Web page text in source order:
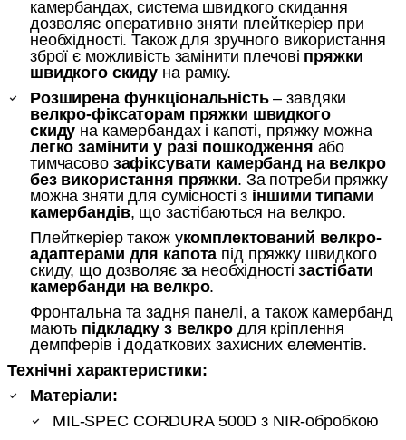
камербандах, система швидкого скидання
дозволяє оперативно зняти плейткеріер при
необхідності. Також для зручного використання
зброї є можливість замінити плечові пряжки
швидкого скиду на рамку.
Розширена функціональність– завдяки
велкро-фіксаторам пряжки швидкого
скиду на камербандах і капоті, пряжку можна
легко замінити у разі пошкодження або
тимчасово зафіксувати камербанд на велкро
без використання пряжки. За потреби пряжку
можна зняти для сумісності з іншими типами
камербандів, що застібаються на велкро.
Плейткеріер також укомплектований велкро-
адаптерами для капота під пряжку швидкого
скиду, що дозволяє за необхідностізастібати
камербанди на велкро.
Фронтальна та задня панелі, а також камербанд
мають підкладку з велкродля кріплення
демпферів і додаткових захисних елементів.
Технічні характеристики:
Матеріали:
MIL-SPEC CORDURA 500D з NIR-обробкою